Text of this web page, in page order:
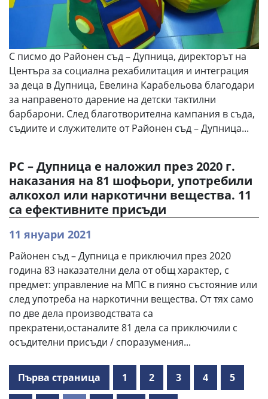
С писмо до Районен съд – Дупница, директорът на
Центъра за социална рехабилитация и интеграция
за деца в Дупница, Евелина Карабельова благодари
за направеното дарение на детски тактилни
барбарони. След благотворителна кампания в съда,
съдиите и служителите от Районен съд – Дупница...
РС – Дупница е наложил през 2020 г.
наказания на 81 шофьори, употребили
алкохол или наркотични вещества. 11
са ефективните присъди
11 януари 2021
Районен съд – Дупница е приключил през 2020
година 83 наказателни дела от общ характер, с
предмет: управление на МПС в пияно състояние или
след употреба на наркотични вещества. От тях само
по две дела производствата са
прекратени,останалите 81 дела са приключили с
осъдителни присъди / споразумения...
Първа страница 1 2 3 4 5